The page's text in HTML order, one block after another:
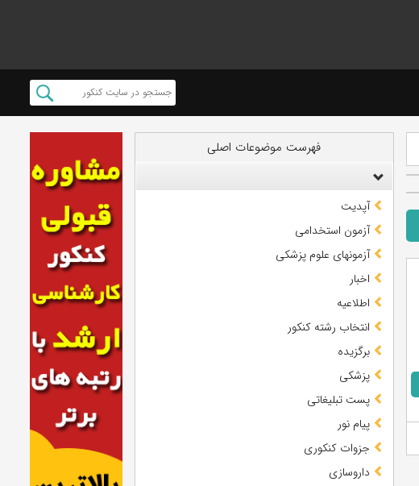
فهرست موضوعات اصلی
آپدیت
آزمون استخدامی
آزمونهای علوم پزشکی
اخبار
اطلاعیه
انتخاب رشته کنکور
برگزیده
پزشکی
پست تبلیغاتی
پیام نور
جزوات کنکوری
داروسازی